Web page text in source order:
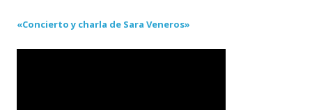
«Concierto y charla de Sara Veneros»